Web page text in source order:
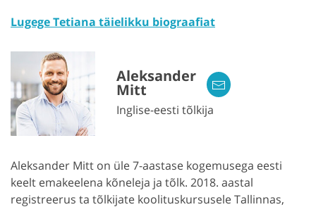
Lugege Tetiana täielikku biograafiat
Aleksander
Mitt
Inglise-eesti tõlkija
Aleksander Mitt on üle 7-aastase kogemusega eesti
keelt emakeelena kõneleja ja tõlk. 2018. aastal
registreerus ta tõlkijate koolituskursusele Tallinnas,